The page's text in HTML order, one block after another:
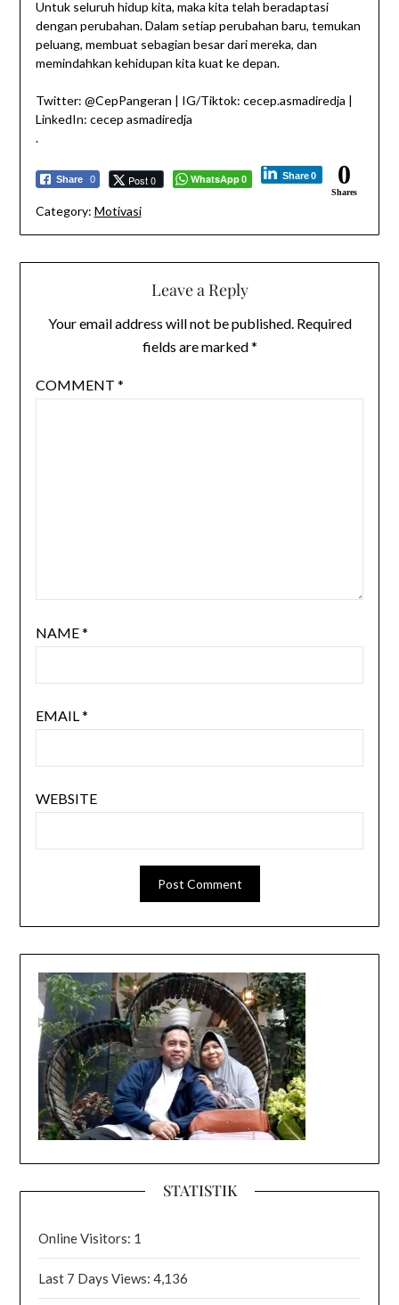
Untuk seluruh hidup kita, maka kita telah beradaptasi
dengan perubahan. Dalam setiap perubahan baru, temukan
peluang, membuat sebagian besar dari mereka, dan
memindahkan kehidupan kita kuat ke depan.
Twitter: @CepPangeran | IG/Tiktok: cecep.asmadiredja |
LinkedIn: cecep asmadiredja
.
Share 0 Post 0 WhatsApp 0 Share 0 0
Shares
Category: Motivasi
Leave a Reply
Your email address will not be published. Required
fields are marked*
COMMENT *
NAME*
EMAIL*
WEBSITE
STATISTIK
Online Visitors: 1
Last 7 Days Views:4,136